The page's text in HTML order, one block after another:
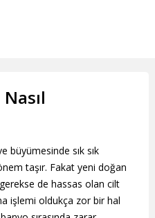
büyümesinde sık sık
taşır. Fakat yeni doğan
de hassas olan cilt
işlemi oldukça zor bir hal